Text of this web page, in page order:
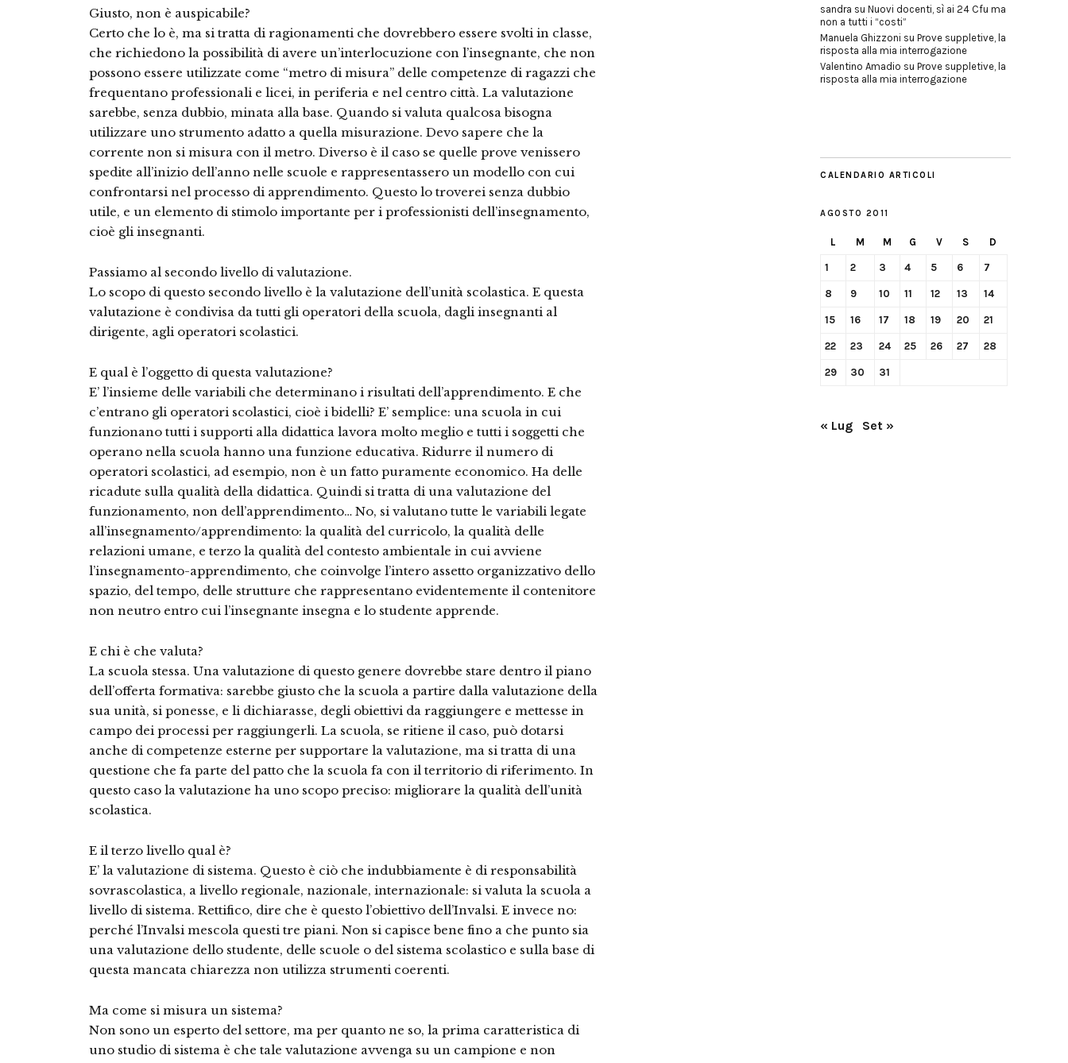
Giusto, non è auspicabile?
Certo che lo è, ma si tratta di ragionamenti che dovrebbero essere svolti in classe,
che richiedono la possibilità di avere un’interlocuzione con l’insegnante, che non
possono essere utilizzate come “metro di misura” delle competenze di ragazzi che
frequentano professionali e licei, in periferia e nel centro città. La valutazione
sarebbe, senza dubbio, minata alla base. Quando si valuta qualcosa bisogna
utilizzare uno strumento adatto a quella misurazione. Devo sapere che la
corrente non si misura con il metro. Diverso è il caso se quelle prove venissero
spedite all’inizio dell’anno nelle scuole e rappresentassero un modello con cui
confrontarsi nel processo di apprendimento. Questo lo troverei senza dubbio
utile, e un elemento di stimolo importante per i professionisti dell’insegnamento,
cioè gli insegnanti.
Passiamo al secondo livello di valutazione.
Lo scopo di questo secondo livello è la valutazione dell’unità scolastica. E questa
valutazione è condivisa da tutti gli operatori della scuola, dagli insegnanti al
dirigente, agli operatori scolastici.
E qual è l’oggetto di questa valutazione?
E’ l’insieme delle variabili che determinano i risultati dell’apprendimento. E che
c’entrano gli operatori scolastici, cioè i bidelli? E’ semplice: una scuola in cui
funzionano tutti i supporti alla didattica lavora molto meglio e tutti i soggetti che
operano nella scuola hanno una funzione educativa. Ridurre il numero di
operatori scolastici, ad esempio, non è un fatto puramente economico. Ha delle
ricadute sulla qualità della didattica. Quindi si tratta di una valutazione del
funzionamento, non dell’apprendimento… No, si valutano tutte le variabili legate
all’insegnamento/apprendimento: la qualità del curricolo, la qualità delle
relazioni umane, e terzo la qualità del contesto ambientale in cui avviene
l’insegnamento-apprendimento, che coinvolge l’intero assetto organizzativo dello
spazio, del tempo, delle strutture che rappresentano evidentemente il contenitore
non neutro entro cui l’insegnante insegna e lo studente apprende.
E chi è che valuta?
La scuola stessa. Una valutazione di questo genere dovrebbe stare dentro il piano
dell’offerta formativa: sarebbe giusto che la scuola a partire dalla valutazione della
sua unità, si ponesse, e li dichiarasse, degli obiettivi da raggiungere e mettesse in
campo dei processi per raggiungerli. La scuola, se ritiene il caso, può dotarsi
anche di competenze esterne per supportare la valutazione, ma si tratta di una
questione che fa parte del patto che la scuola fa con il territorio di riferimento. In
questo caso la valutazione ha uno scopo preciso: migliorare la qualità dell’unità
scolastica.
E il terzo livello qual è?
E’ la valutazione di sistema. Questo è ciò che indubbiamente è di responsabilità
sovrascolastica, a livello regionale, nazionale, internazionale: si valuta la scuola a
livello di sistema. Rettifico, dire che è questo l’obiettivo dell’Invalsi. E invece no:
perché l’Invalsi mescola questi tre piani. Non si capisce bene fino a che punto sia
una valutazione dello studente, delle scuole o del sistema scolastico e sulla base di
questa mancata chiarezza non utilizza strumenti coerenti.
Ma come si misura un sistema?
Non sono un esperto del settore, ma per quanto ne so, la prima caratteristica di
uno studio di sistema è che tale valutazione avvenga su un campione e non
sandra su Nuovi docenti, sì ai 24 Cfu ma
non a tutti i “costi”
Manuela Ghizzoni su Prove suppletive, la
risposta alla mia interrogazione
Valentino Amadio su Prove suppletive, la
risposta alla mia interrogazione
CALENDARIO ARTICOLI
AGOSTO 2011
L M M G V S D
1 2 3 4 5 6 7
8 9 10 11 12 13 14
15 16 17 18 19 20 21
22 23 24 25 26 27 28
29 30 31
« Lug Set »